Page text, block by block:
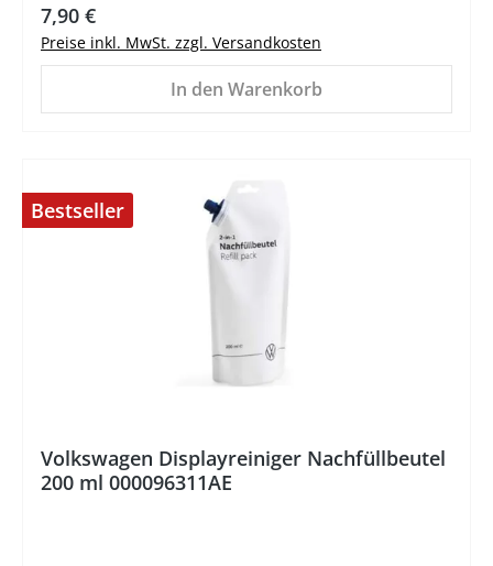
Regulärer Preis:
7,90 €
Preise inkl. MwSt. zzgl. Versandkosten
In den Warenkorb
Bestseller
Volkswagen Displayreiniger Nachfüllbeutel
200 ml 000096311AE